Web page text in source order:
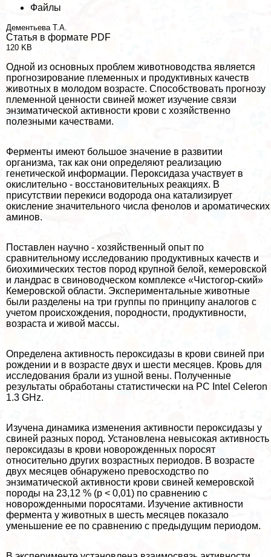
Файлы
Дементьева Т.А.
Статья в формате PDF
120 KB
Одной из основных проблем животноводства является
прогнозирование племенных и продуктивных качеств
животных в молодом возрасте. Способствовать прогнозу
племенной ценности свиней может изучение связи
энзиматической активности крови с хозяйственно
полезными качествами.
Ферменты имеют большое значение в развитии
организма, так как они определяют реализацию
генетической информации. Пероксидаза участвует в
окислительно - восстановительных реакциях. В
присутствии перекиси водорода она катализирует
окисление значительного числа фенолов и ароматических
аминов.
Поставлен научно - хозяйственный опыт по
сравнительному исследованию продуктивных качеств и
биохимических тестов пород крупной белой, кемеровской
и ландрас в свиноводческом комплексе «Чистогор-ский»
Кемеровской области. Экспериментальные животные
были разделены на три группы по принципу аналогов с
учетом происхождения, породности, продуктивности,
возраста и живой массы.
Определена активность пероксидазы в крови свиней при
рождении и в возрасте двух и шести месяцев. Кровь для
исследования брали из ушной вены. Полученные
результаты обработаны статистически на PC Intel Celeron
1.3 GHz.
Изучена динамика изменения активности пероксидазы у
свиней разных пород. Установлена невысокая активность
пероксидазы в крови новорожденных поросят
относительно других возрастных периодов. В возрасте
двух месяцев обнаружено превосходство по
энзиматической активности крови свиней кемеровской
породы на 23,12 % (р < 0,01) по сравнению с
новорожденными поросятами. Изучение активности
фермента у животных в шесть месяцев показало
уменьшение ее по сравнению с предыдущим периодом.